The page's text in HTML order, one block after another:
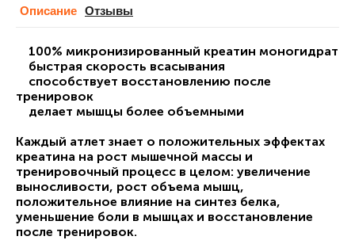
Описание Отзывы
100% микронизированный креатин моногидрат
быстрая скорость всасывания
способствует восстановлению после
тренировок
делает мышцы более объемными
Каждый атлет знает о положительных эффектах
креатина на рост мышечной массы и
тренировочный процесс в целом: увеличение
выносливости, рост объема мышц,
положительное влияние на синтез белка,
уменьшение боли в мышцах и восстановление
после тренировок.